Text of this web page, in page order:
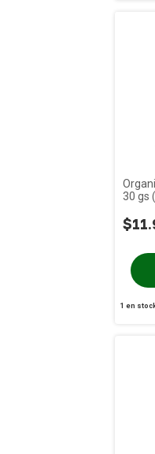
30 gs
1 en